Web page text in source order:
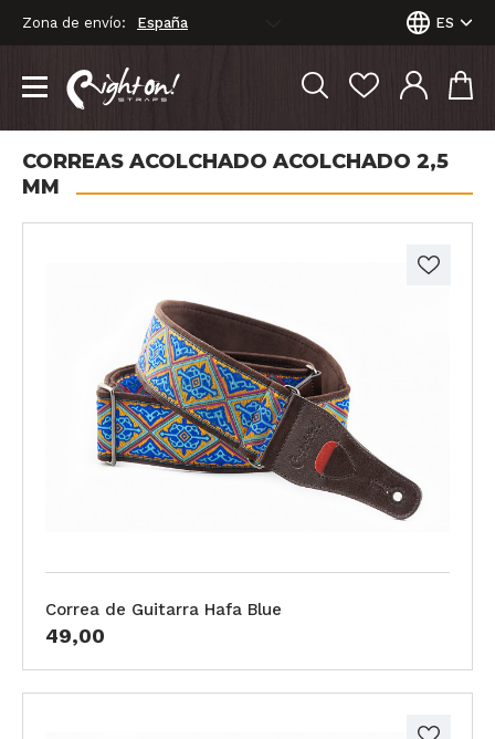
Zona de envío: ES
CORREAS ACOLCHADO ACOLCHADO 2,5
MM
Correa de Guitarra Hafa Blue
49,00